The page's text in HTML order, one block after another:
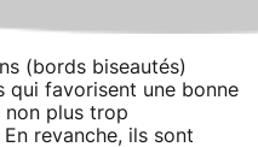
(bords biseautés)
qui favorisent une bonne
non plus trop
revanche, ils sont